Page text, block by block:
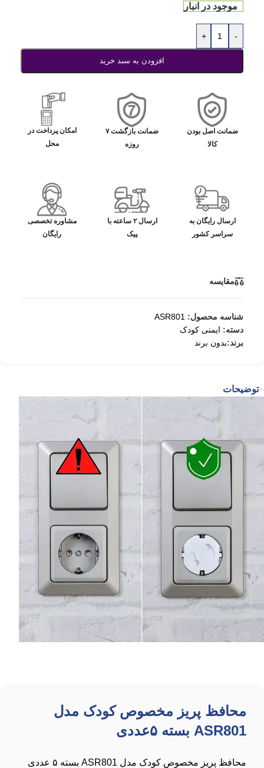
موجود در انبار
-
+
افزودن به سبد خرید
ضمانت اصل بودن
کالا
ضمانت بازگشت ۷
روزه
امکان پرداخت در
محل
ارسال رایگان به
سراسر کشور
ارسال ۲ ساعته با
پیک
مشاوره تخصصی
رایگان
مقایسه
شناسه محصول: ASR801
دسته: ایمنی کودک
برند:بدون برند
توضیحات
محافظ پریز مخصوص کودک مدل
ASR801 بسته ۵عددی
محافظ پریز مخصوص کودک مدل ASR801 بسته ۵ عددی